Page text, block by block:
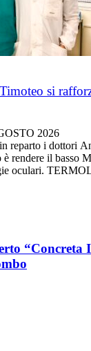
si
2026
reparto i dottori
rendere il basso
oculari.
“Concreta